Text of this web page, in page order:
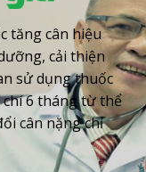
tăng cân hiệu
cải thiện
sử dụng thuốc
6 tháng từ thể
cân nặng chỉ